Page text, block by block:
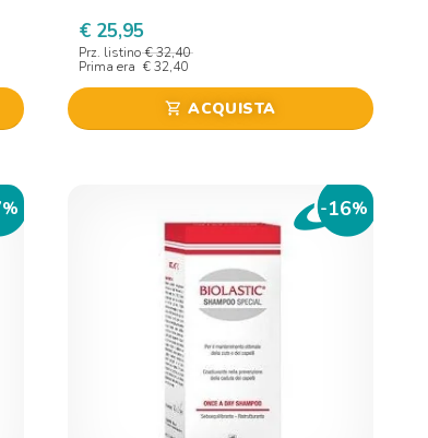
€ 25,95
Prz. listino € 32,40
Prima era € 32,40
shopping_cart ACQUISTA
% -16%